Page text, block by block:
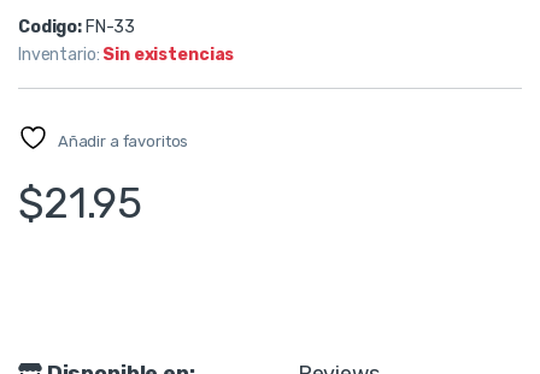
Codigo: FN-33
Inventario: Sin existencias
Añadir a favoritos
$21.95